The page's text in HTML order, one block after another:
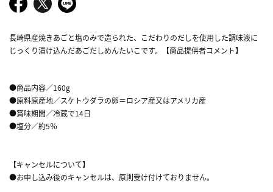
長崎県産焼きあごと塩のみで造られた、こだわりのだしを使用した調味液に
じっくり漬け込んだあごだしめんたいこです。【商品提供者コメント】
●商品内容／160g
●原料原産地／スケトウダラの卵＝ロシア産又はアメリカ産
●賞味期間／冷蔵で14日
●塩分／約5％
【キャンセルについて】
●お申し込み後のキャンセルは、原則受け付けておりません。